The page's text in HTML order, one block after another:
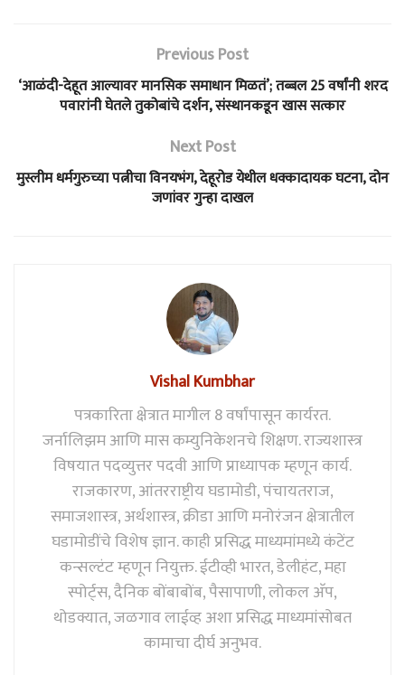
Previous Post
‘आळंदी-देहूत आल्यावर मानसिक समाधान मिळतं’; तब्बल 25 वर्षांनी शरद
पवारांनी घेतले तुकोबांचे दर्शन, संस्थानकडून खास सत्कार
Next Post
मुस्लीम धर्मगुरुच्या पत्नीचा विनयभंग, देहूरोड येथील धक्कादायक घटना, दोन
जणांवर गुन्हा दाखल
Vishal Kumbhar
पत्रकारिता क्षेत्रात मागील 8 वर्षांपासून कार्यरत.
जर्नालिझम आणि मास कम्युनिकेशनचे शिक्षण. राज्यशास्त्र
विषयात पदव्युत्तर पदवी आणि प्राध्यापक म्हणून कार्य.
राजकारण, आंतरराष्ट्रीय घडामोडी, पंचायतराज,
समाजशास्त्र, अर्थशास्त्र, क्रीडा आणि मनोरंजन क्षेत्रातील
घडामोडींचे विशेष ज्ञान. काही प्रसिद्ध माध्यमांमध्ये कंटेंट
कन्सल्टंट म्हणून नियुक्त. ईटीव्ही भारत, डेलीहंट, महा
स्पोर्ट्स, दैनिक बोंबाबोंब, पैसापाणी, लोकल अ‍ॅप,
थोडक्यात, जळगाव लाईव्ह अशा प्रसिद्ध माध्यमांसोबत
कामाचा दीर्घ अनुभव.